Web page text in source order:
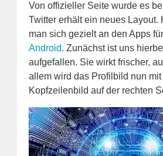
Von offizieller Seite wurde es
Twitter erhält ein neues Layout.
man sich gezielt an den Apps für
Android. Zunächst ist uns
aufgefallen. Sie wirkt frischer,
allem wird das Profilbild nun mit
Kopfzeilenbild auf der rechten